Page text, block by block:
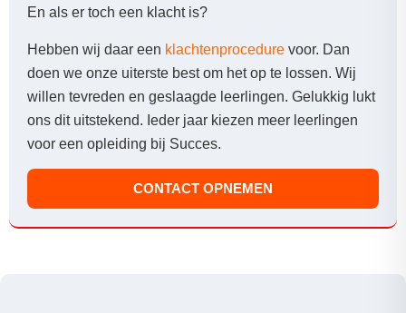
En als er toch een klacht is?
Hebben wij daar een klachtenprocedure voor. Dan
doen we onze uiterste best om het op te lossen. Wij
willen tevreden en geslaagde leerlingen. Gelukkig lukt
ons dit uitstekend. Ieder jaar kiezen meer leerlingen
voor een opleiding bij Succes.
CONTACT OPNEMEN